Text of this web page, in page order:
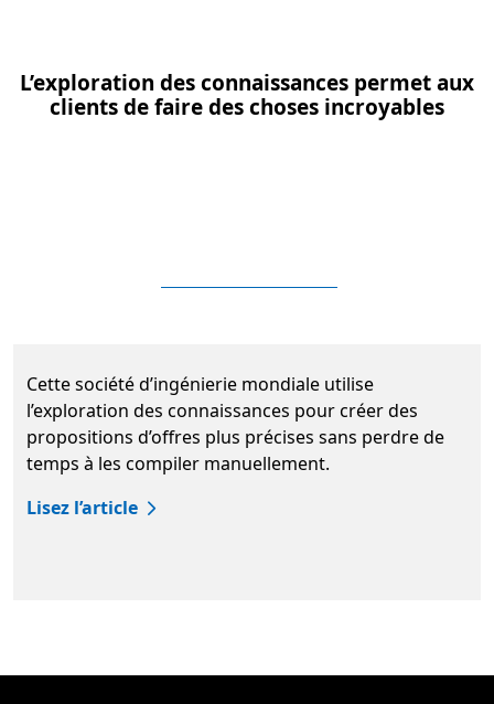
L’exploration des connaissances permet aux
clients de faire des choses incroyables
Cette société d’ingénierie mondiale utilise
l’exploration des connaissances pour créer des
propositions d’offres plus précises sans perdre de
temps à les compiler manuellement.
Lisez l’article